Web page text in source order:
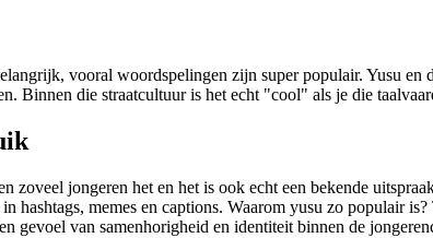
vooral woordspelingen zijn super populair. Yusu
Binnen die straatcultuur is het echt "cool" als je die
zoveel jongeren het en het is ook echt een bekende
hashtags, memes en captions. Waarom yusu zo populair
gevoel van samenhorigheid en identiteit binnen de